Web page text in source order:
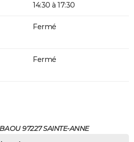
14:30 à 17:30
Fermé
Fermé
97227 SAINTE-ANNE